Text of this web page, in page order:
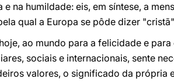
na humildade: eis, em síntese, a
qual a Europa se pôde dizer
ao mundo para a felicidade e
sociais e internacionais, sente
valores, o significado da própria